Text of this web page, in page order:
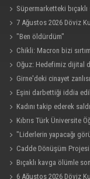
Süpermarketteki bıçaklı
7 Ağustos 2026 Döviz
"Ben öldürdüm"
Chikli: Macron bizi
Oğuz: Hedefimiz dijital
Girne'deki cinayet
Eşini darbettiği iddia
Kadını takip ederek
Kıbrıs Türk Üniversite
"Liderlerin yapacağı
niteliği taşıyor"
Cadde Dönüşüm
Bıçaklı kavga ölümle
6 Ağustos 2026 Döviz